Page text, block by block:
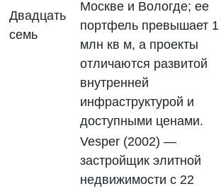
Двадцать
семь
Москве и Вологде; ее
портфель превышает 1
млн кв м, а проекты
отличаются развитой
внутренней
инфраструктурой и
доступными ценами.
Vesper (2002) —
застройщик элитной
недвижимости с 22